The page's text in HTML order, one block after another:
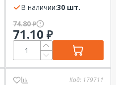
В наличии:
30 шт.
74.80₽
71.10 ₽
Код: 179711